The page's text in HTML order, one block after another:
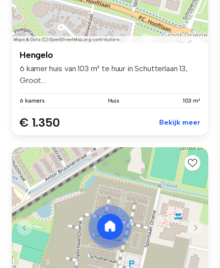
Hengelo
6 kamer huis van 103 m² te huur in Schutterlaan 13,
Groot...
6 kamers Huis 103 m²
€ 1.350 Bekijk meer